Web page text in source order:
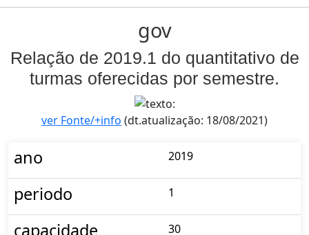
gov
Relação de 2019.1 do quantitativo de
turmas oferecidas por semestre.
ver Fonte/+info (dt.atualização: 18/08/2021)
ano 2019
periodo 1
capacidade 30